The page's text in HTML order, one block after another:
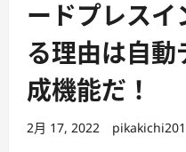
ードプレスイ
る理由は自動
成機能だ！
2月 17, 2022